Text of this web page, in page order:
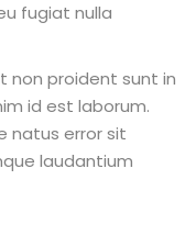
fugiat nulla
non proident sunt in
id est laborum.
natus error sit
laudantium